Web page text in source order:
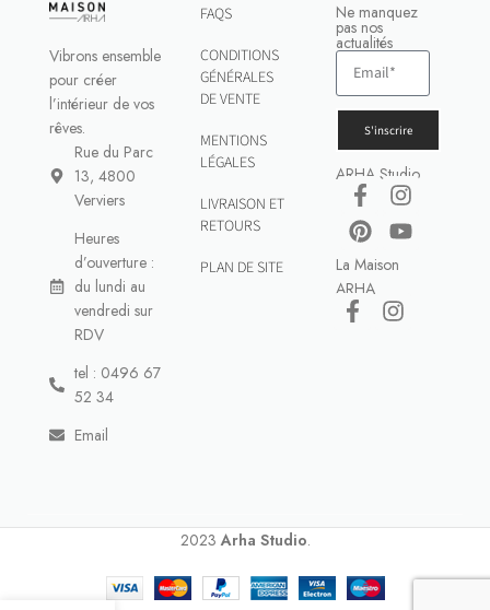
Vibrons ensemble
pour créer
l’intérieur de vos
rêves.
Rue du Parc
13, 4800
Verviers
Heures
d’ouverture :
du lundi au
vendredi sur
RDV
tel : 0496 67
52 34
Email
FAQS
CONDITIONS
GÉNÉRALES
DE VENTE
MENTIONS
LÉGALES
LIVRAISON ET
RETOURS
PLAN DE SITE
Ne manquez
pas nos
actualités
S'inscrire
ARHA Studio
La Maison
ARHA
2023Arha Studio.